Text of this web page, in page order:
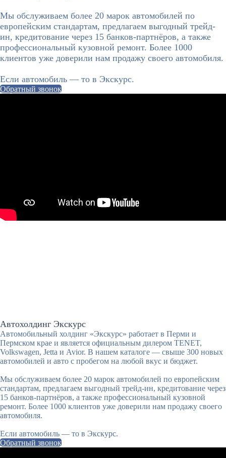
Мы обслуживаем более 20 марок автомобилей по
европейским стандартам, предлагаем выгодный трейд-
ин, кредитование через 15 банков-партнёров, а также
профессиональный кузовной ремонт. Более 1000
клиентов уже доверили нам продажу своего автомобиля.
Если автомобиль — то в Экскурс.
Обратный звонок
Автохолдинг Экскурс
Автомобильный холдинг «Экскурс» работает в Перми и
Пермском крае и является официальным дилером TENET,
Volkswagen, Jetta и Avior. В нашем каталоге — свыше 300 новых
автомобилей и авто с пробегом на любой вкус и бюджет.
Мы обслуживаем более 20 марок автомобилей по европейским
стандартам, предлагаем выгодный трейд-ин, кредитование через
15 банков-партнёров, а также профессиональный кузовной
ремонт. Более 1000 клиентов уже доверили нам продажу своего
автомобиля.
Если автомобиль — то в Экскурс.
Обратный звонок